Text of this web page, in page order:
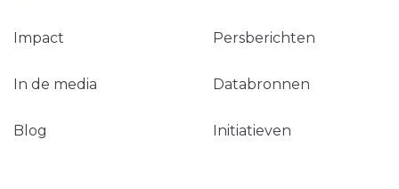
Impact Persberichten
In de media Databronnen
Blog Initiatieven